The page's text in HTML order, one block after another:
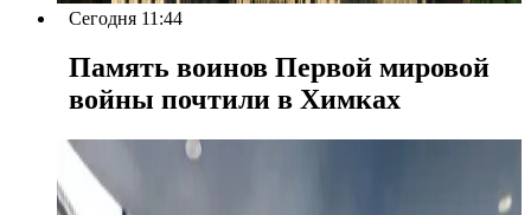
Сегодня 11:44
Память воинов Первой мировой
войны почтили в Химках